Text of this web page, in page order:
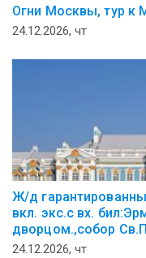
Огни Москвы, тур к
24.12.2026, чт
Ж/д
вкл. экс.с вх.
дворцом.,собор
24.12.2026, чт